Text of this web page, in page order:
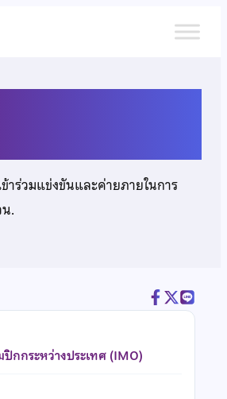
าร่วมแข่งขันและค่ายภายในการ
.
กกระหว่างประเทศ (IMO)